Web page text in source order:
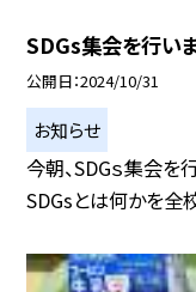
SDGs集会を行いま
公開日 2024/10/31
お知らせ
今朝、SDGｓ集会を
SDGsとは何かを全